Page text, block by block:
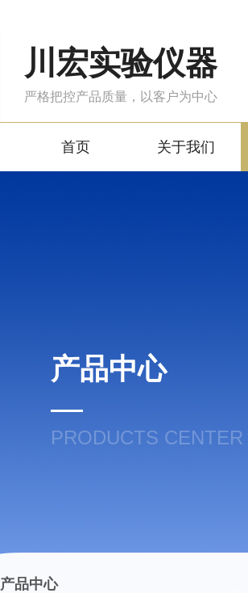
川宏实验仪器
严格把控产品质量，以客户为中心
首页 关于我们
产品中心
PRODUCTS CENTER
产品中心